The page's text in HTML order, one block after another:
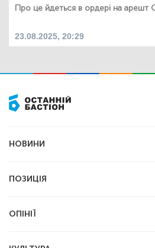
Про це йдеться в ордері на арешт
23.08.2025, 20:29
НОВИНИ
Економіка
ПОЗИЦІЯ
ОПІНІЇ